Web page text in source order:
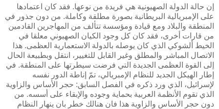
إن حالة الدولة الصهيونية هي فريدة من نوعها. فقد كان اعتمادها
على الإمبريالية البريطانية بصورة مطلقة وكاملة. من دون جذور في
المنطقة والبلاد ومع قيادة ومؤسسة تتألف من المهاجرين القادمين
من قارات أخرى، فقد كان كل وجود الكيان الصهيوني معلقا في
الخيط ألشوكي الذي كان يوصله بالدولة الاستعمارية العظمى. هذا
الاتصال المباشر والمطلق وغير القابل للتغيير، انتقل وبطبيعة الحال
إلى القوة العظمى الجديدة التي فرضت سيطرتها على المنطقة. في
إطار الهيكل الجديد للنظام الإمبريالي، تمّ إناطة الدور نفسه
لإسرائيل، الذي ورد ذكره في الفصل السابق: حجر الأساس والزاوية
الذي تقوم الأنظمة العربية بحماية وجوده والإبقاء على أسسه. من
دون حجر الأساس والزاوية هذا فان هنالك خطر بان ينهار النظام